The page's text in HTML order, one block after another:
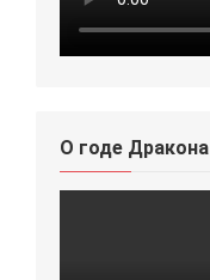
О годе Дракона